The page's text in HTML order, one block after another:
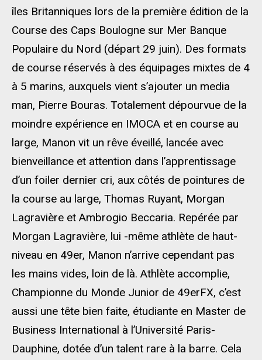
îles Britanniques lors de la première édition de la
Course des Caps Boulogne sur Mer Banque
Populaire du Nord (départ 29 juin). Des formats
de course réservés à des équipages mixtes de 4
à 5 marins, auxquels vient s’ajouter un media
man, Pierre Bouras. Totalement dépourvue de la
moindre expérience en IMOCA et en course au
large, Manon vit un rêve éveillé, lancée avec
bienveillance et attention dans l’apprentissage
d’un foiler dernier cri, aux côtés de pointures de
la course au large, Thomas Ruyant, Morgan
Lagravière et Ambrogio Beccaria. Repérée par
Morgan Lagravière, lui -même athlète de haut-
niveau en 49er, Manon n’arrive cependant pas
les mains vides, loin de là. Athlète accomplie,
Championne du Monde Junior de 49erFX, c’est
aussi une tête bien faite, étudiante en Master de
Business International à l’Université Paris-
Dauphine, dotée d’un talent rare à la barre. Cela